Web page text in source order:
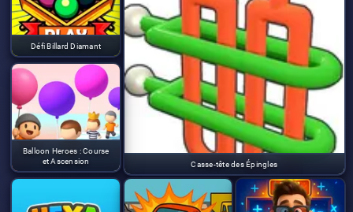
Défi Billard Diamant
Casse-tête des Épingles
Balloon Heroes : Course
et Ascension